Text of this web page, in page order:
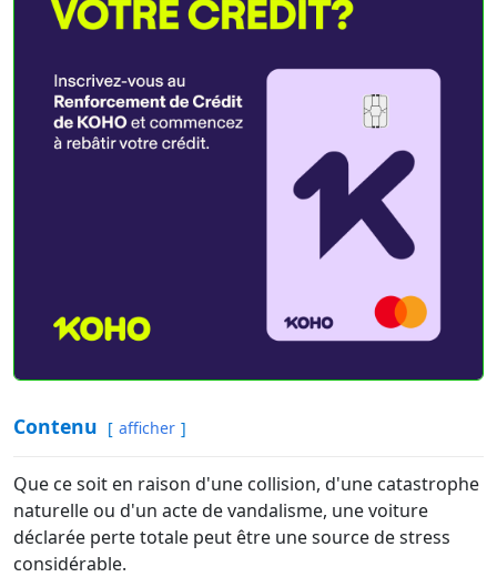
Contenu afficher
Que ce soit en raison d'une collision, d'une catastrophe
naturelle ou d'un acte de vandalisme, une voiture
déclarée perte totale peut être une source de stress
considérable.